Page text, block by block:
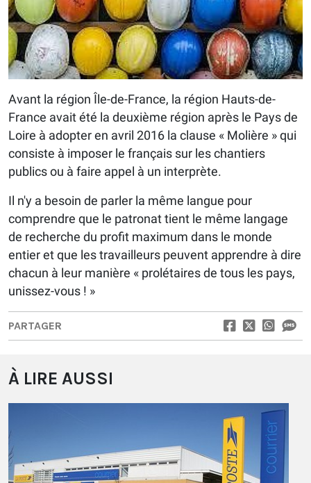
Avant la région Île-de-France, la région Hauts-de-
France avait été la deuxième région après le Pays de
Loire à adopter en avril 2016 la clause « Molière » qui
consiste à imposer le français sur les chantiers
publics ou à faire appel à un interprète.
Il n'y a besoin de parler la même langue pour
comprendre que le patronat tient le même langage
de recherche du profit maximum dans le monde
entier et que les travailleurs peuvent apprendre à dire
chacun à leur manière « prolétaires de tous les pays,
unissez-vous ! »
PARTAGER
À LIRE AUSSI